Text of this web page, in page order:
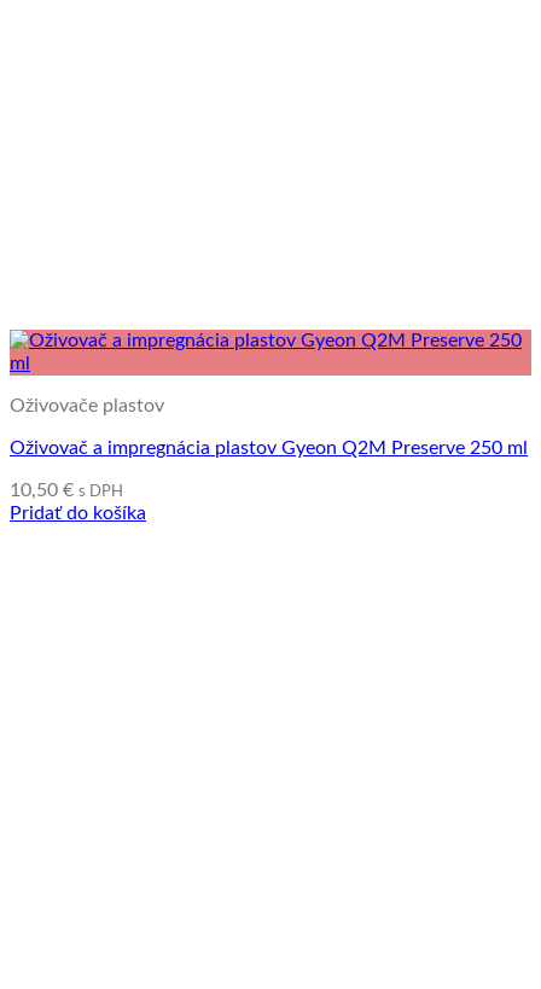
Oživovače plastov
Oživovač a impregnácia plastov Gyeon Q2M Preserve 250 ml
10,50 € s DPH
Pridať do košíka